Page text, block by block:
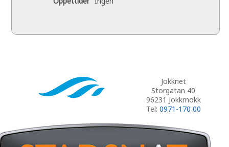
Jokknet
Storgatan 40
96231 Jokkmokk
Tel: 0971-170 00